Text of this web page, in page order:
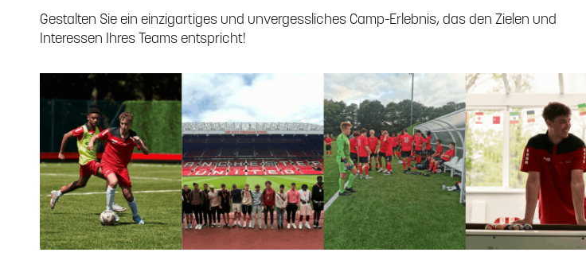
Gestalten Sie ein einzigartiges und unvergessliches Camp-Erlebnis, das den Zielen und
Interessen Ihres Teams entspricht!